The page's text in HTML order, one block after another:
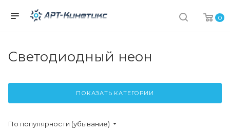
0
Светодиодный неон
ПОКАЗАТЬ КАТЕГОРИИ
По популярности (убывание)